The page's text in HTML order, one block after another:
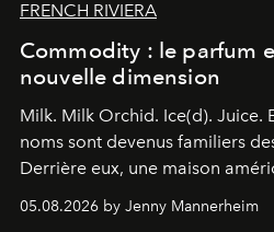
FRENCH RIVIERA
Commodity : le parfum
nouvelle dimension
Milk. Milk Orchid. Ice(d). Juice.
noms sont devenus familiers
Derrière eux, une maison
codes de la parfumerie
une approche aussi intuitive
05.08.2026 by Jenny Mannerheim